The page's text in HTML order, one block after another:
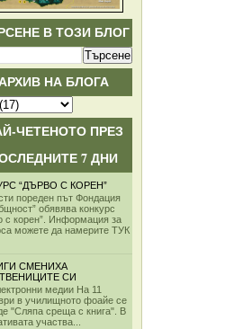
В ТОЗИ БЛОГ
НА БЛОГА
ЧЕТЕНОТО ПРЕЗ
7 ДНИ
“ДЪРВО С КОРЕН”
пореден път Фондация
обявява конкурс
с корен”. Информация за
можете да намерите ТУК
СМЕНИХА
СИ
медии На 11
в училищното фоайе се
"Сляпа среща с книга". В
участва...